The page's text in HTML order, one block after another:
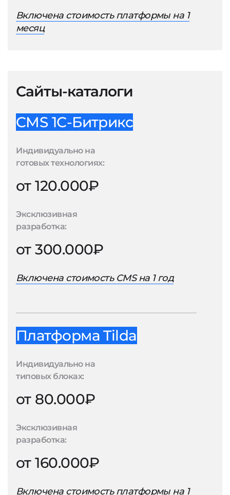
Включена стоимость платформы на 1
месяц
Сайты-каталоги
CMS 1С-Битрикс
Индивидуально на
готовых технологиях:
от 120.000₽
Эксклюзивная
разработка:
от 300.000₽
Включена стоимость CMS на 1 год
Платформа Tilda
Индивидуально на
типовых блоках:
от 80.000₽
Эксклюзивная
разработка:
от 160.000₽
Включена стоимость платформы на 1